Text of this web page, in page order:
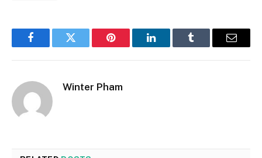
FacebookTwitter Pinterest LinkedInTumblr Email
Winter Pham